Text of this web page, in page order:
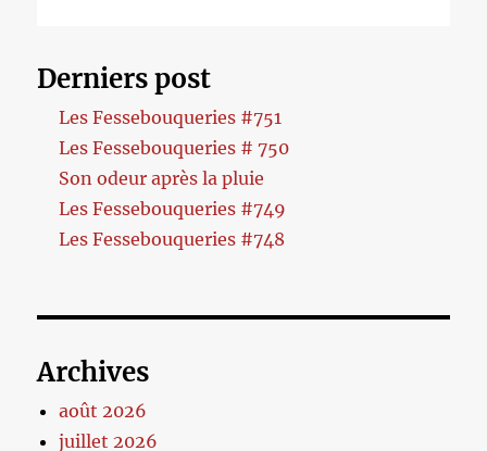
Derniers post
Les Fessebouqueries #751
Les Fessebouqueries # 750
Son odeur après la pluie
Les Fessebouqueries #749
Les Fessebouqueries #748
Archives
août 2026
juillet 2026